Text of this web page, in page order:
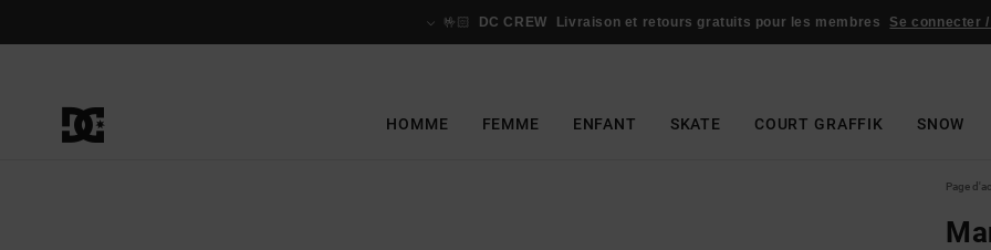
🤟🏻 DC CREW Livraison et retours gratuits pour les membres Se connecter
HOMME FEMME ENFANT SKATE COURT GRAFFIK SNOW
Page